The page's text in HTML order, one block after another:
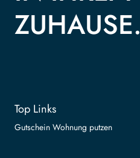
ZUHAUSE.
Top Links
Gutschein Wohnung putzen